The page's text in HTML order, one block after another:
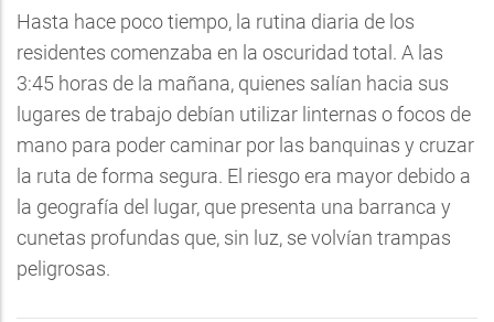
Hasta hace poco tiempo, la rutina diaria de los
residentes comenzaba en la oscuridad total. A las
3:45 horas de la mañana, quienes salían hacia sus
lugares de trabajo debían utilizar linternas o focos de
mano para poder caminar por las banquinas y cruzar
la ruta de forma segura. El riesgo era mayor debido a
la geografía del lugar, que presenta una barranca y
cunetas profundas que, sin luz, se volvían trampas
peligrosas.